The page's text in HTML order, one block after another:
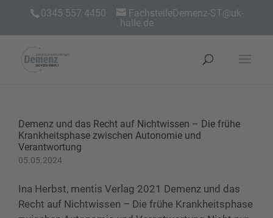
0345 557 4450
FachstelleDemenz-ST@uk-
halle.de
Demenz und das Recht auf Nichtwissen – Die frühe
Krankheitsphase zwischen Autonomie und
Verantwortung
05.05.2024
Ina Herbst, mentis Verlag 2021 Demenz und das
Recht auf Nichtwissen – Die frühe Krankheitsphase